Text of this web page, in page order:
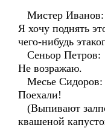
Мистер Иванов:
Я хочу поднять
чего-нибудь
Сеньор Петров:
Не возражаю.
Месье Сидоров:
Поехали!
(Выпивают
квашеной